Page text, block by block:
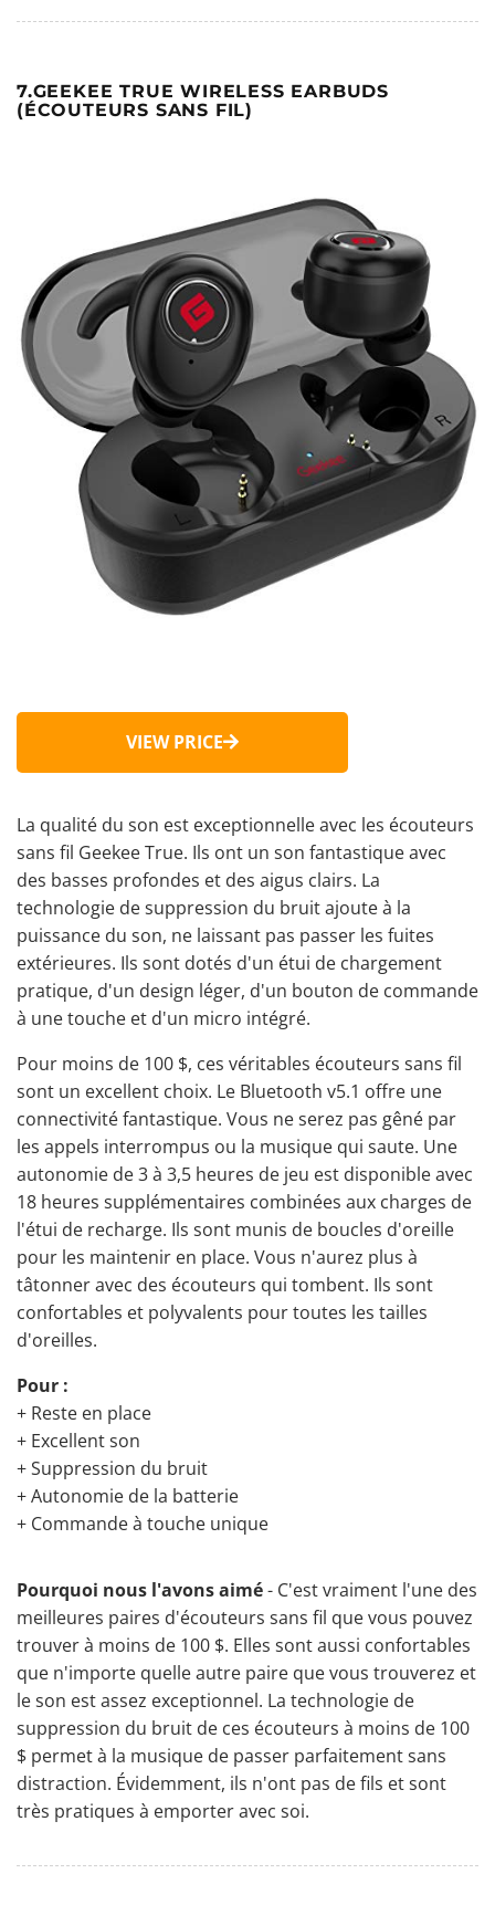
7.GEEKEE TRUE WIRELESS EARBUDS
(ÉCOUTEURS SANS FIL)
VIEW PRICE
La qualité du son est exceptionnelleavec les écouteurs
sans fil Geekee True. Ils ont un son fantastique avec
des basses profondes et des aigus clairs. La
technologie de suppression du bruitajoute à la
puissance du son, ne laissant pas passer les fuites
extérieures. Ils sont dotés d'un étui de chargement
pratique, d'un design léger, d'un bouton de commande
à une touche et d'un micro intégré.
Pour moins de 100 $, ces véritables écouteurs sans fil
sont un excellent choix. Le Bluetooth v5.1 offre une
connectivité fantastique. Vous ne serez pas gêné par
les appels interrompus ou la musique qui saute. Une
autonomie de 3 à 3,5 heures de jeu est disponible avec
18 heures supplémentaires combinées aux charges de
l'étui de recharge. Ils sont munis de boucles d'oreille
pour les maintenir en place. Vous n'aurez plus à
tâtonner avec des écouteurs qui tombent. Ils sont
confortables et polyvalents pour toutes les tailles
d'oreilles.
Pour :
+ Reste en place
+ Excellent son
+ Suppression du bruit
+ Autonomie de la batterie
+ Commande à touche unique
Pourquoi nous l'avons aimé- C'est vraiment l'une des
meilleures paires d'écouteurs sans fil que vous pouvez
trouver à moins de 100 $. Elles sont aussi confortables
que n'importe quelle autre paire que vous trouverez et
le son est assez exceptionnel. La technologie de
suppression du bruit de ces écouteurs à moins de 100
$ permet à la musique de passer parfaitement sans
distraction. Évidemment, ils n'ont pas de fils et sont
très pratiques à emporter avec soi.